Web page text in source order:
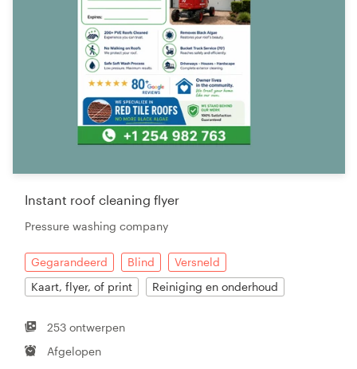
Instant roof cleaning flyer
Pressure washing company
Gegarandeerd Blind
Versneld
Kaart, flyer, of print
Reiniging en onderhoud
253 ontwerpen
Afgelopen